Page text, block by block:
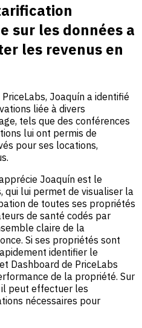
sur les données a
les revenus en
PriceLabs, Joaquín a identifié
liée à divers
tels que des conférences
lui ont permis de
pour ses locations,
Joaquín est le
qui lui permet de visualiser la
de toutes ses propriétés
de santé codés par
claire de la
Si ses propriétés sont
identifier le
Dashboard de PriceLabs
de la propriété. Sur
peut effectuer les
nécessaires pour